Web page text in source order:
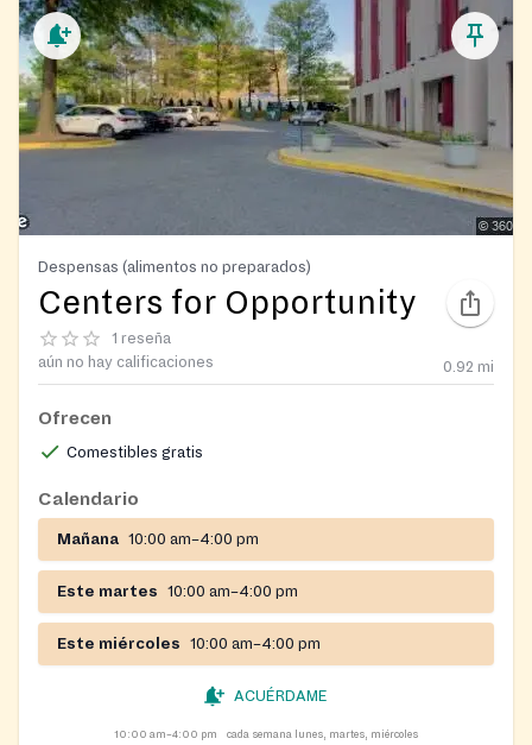
Despensas (alimentos no preparados)
Centers for Opportunity
1 reseña
aún no hay calificaciones
0.92 mi
Ofrecen
Comestibles gratis
Calendario
Mañana 10:00 am–4:00 pm
Este martes 10:00 am–4:00 pm
Este miércoles 10:00 am–4:00 pm
ACUÉRDAME
10:00 am–4:00 pm cada semana lunes, martes, miércoles